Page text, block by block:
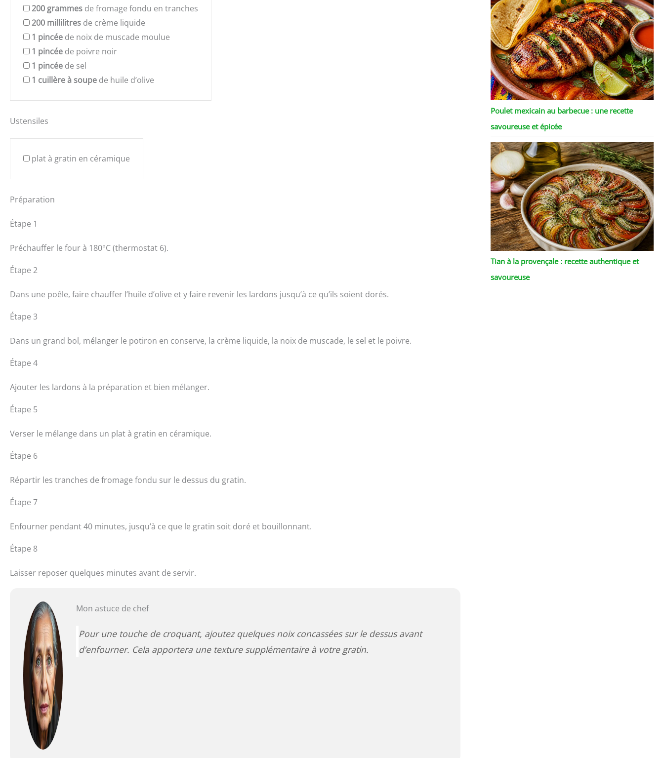
200 grammes de fromage fondu en tranches
200 millilitres de crème liquide
1 pincée de noix de muscade moulue
1 pincée de poivre noir
1 pincée de sel
1 cuillère à soupe de huile d’olive
Ustensiles
plat à gratin en céramique
Préparation
Étape 1
Préchauffer le four à 180°C (thermostat 6).
Étape 2
Dans une poêle, faire chauffer l’huile d’olive et y faire revenir les lardons jusqu’à ce qu’ils soient dorés.
Étape 3
Dans un grand bol, mélanger le potiron en conserve, la crème liquide, la noix de muscade, le sel et le poivre.
Étape 4
Ajouter les lardons à la préparation et bien mélanger.
Étape 5
Verser le mélange dans un plat à gratin en céramique.
Étape 6
Répartir les tranches de fromage fondu sur le dessus du gratin.
Étape 7
Enfourner pendant 40 minutes, jusqu’à ce que le gratin soit doré et bouillonnant.
Étape 8
Laisser reposer quelques minutes avant de servir.
Mon astuce de chef
Pour une touche de croquant, ajoutez quelques noix concassées sur le dessus avant
d’enfourner. Cela apportera une texture supplémentaire à votre gratin.
Poulet mexicain au barbecue : une recette
savoureuse et épicée
Tian à la provençale : recette authentique et
savoureuse